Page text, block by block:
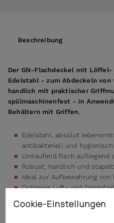
Beschreibung
Der GN-Flachdeckel mit Löffel-
Edelstahl - zum Abdeckeln
handlich mit praktischer
spülmaschinenfest - in
Behältern mit Griffen.
Edelstahl, absolut
antibakteriell und hygienisch
Umlaufend flach aufliegend
Robust, handlich und
Ideal zur Aufbewahrung von
Optimale Luft- und
Cookie-Einstellungen